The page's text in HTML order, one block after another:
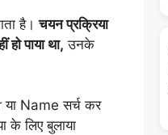
है।चयन प्रक्रिया
पाया था, उनके
या Name सर्च कर
लिए बुलाया